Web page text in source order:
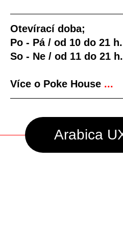
Otevírací doba;
Po - Pá / od 10 do 21 h.
So - Ne / od 11 do 21 h.
Více o Poke House ...
Arabica UX Design